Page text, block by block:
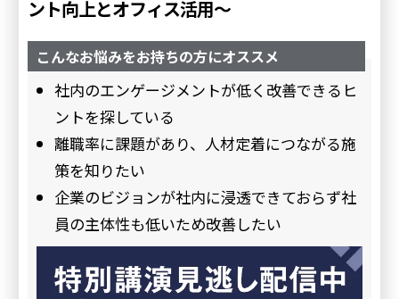
ント向上とオフィス活用～
こんなお悩みをお持ちの方にオススメ
社内のエンゲージメントが低く改善できるヒ
ントを探している
離職率に課題があり、人材定着につながる施
策を知りたい
企業のビジョンが社内に浸透できておらず社
員の主体性も低いため改善したい